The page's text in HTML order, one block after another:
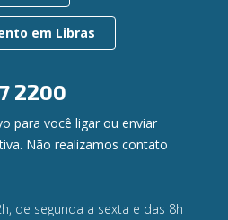
em Libras
2200
para você ligar ou enviar
Não realizamos contato
de segunda a sexta e das 8h